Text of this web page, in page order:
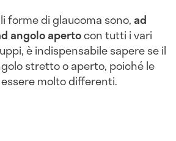
forme di glaucoma sono,ad
angolo apertocon tutti i vari
è indispensabile sapere se il
stretto o aperto, poiché le
molto differenti.